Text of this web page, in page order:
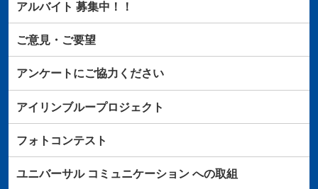
アルバイト 募集中！！
ご意見・ご要望
アンケートにご協力ください
アイリンブループロジェクト
フォトコンテスト
ユニバーサルコミュニケーションへの取組